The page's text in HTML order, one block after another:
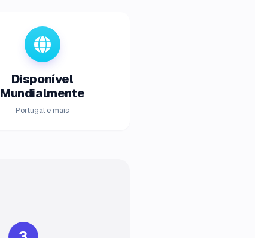
Disponível
Mundialmente
Portugal e mais